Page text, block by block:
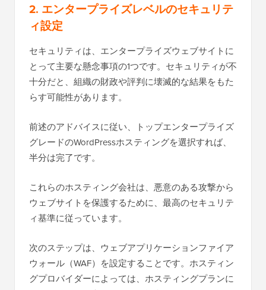
2. エンタープライズレベルのセキュリテ
ィ設定
セキュリティは、エンタープライズウェブサイトに
とって主要な懸念事項の1つです。セキュリティが不
十分だと、組織の財政や評判に壊滅的な結果をもた
らす可能性があります。
前述のアドバイスに従い、トップエンタープライズ
グレードのWordPressホスティングを選択すれば、
半分は完了です。
これらのホスティング会社は、悪意のある攻撃から
ウェブサイトを保護するために、最高のセキュリテ
ィ基準に従っています。
次のステップは、ウェブアプリケーションファイア
ウォール（WAF）を設定することです。ホスティン
グプロバイダーによっては、ホスティングプランに